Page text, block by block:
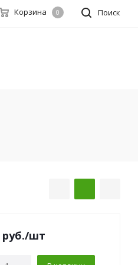
Поиск
Корзина 0
руб./шт